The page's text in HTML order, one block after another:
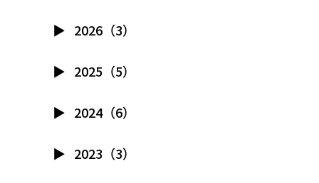
2026（3）
2025（5）
2024（6）
2023（3）